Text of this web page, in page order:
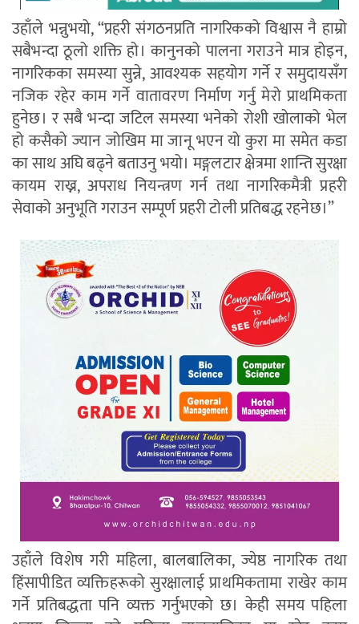
उहाँले भन्नुभयो, “प्रहरी संगठनप्रति नागरिकको विश्वास नै हाम्रो
सबैभन्दा ठूलो शक्ति हो। कानुनको पालना गराउने मात्र होइन,
नागरिकका समस्या सुन्ने, आवश्यक सहयोग गर्ने र समुदायसँग
नजिक रहेर काम गर्ने वातावरण निर्माण गर्नु मेरो प्राथमिकता
हुनेछ। र सबै भन्दा जटिल समस्या भनेको रोशी खोलाको भेल
हो कसैको ज्यान जोखिम मा जानू भएन यो कुरा मा समेत कडा
का साथ अघि बढ्ने बताउनु भयो। मङ्गलटार क्षेत्रमा शान्ति सुरक्षा
कायम राख्न, अपराध नियन्त्रण गर्न तथा नागरिकमैत्री प्रहरी
सेवाको अनुभूति गराउन सम्पूर्ण प्रहरी टोली प्रतिबद्ध रहनेछ।”
उहाँले विशेष गरी महिला, बालबालिका, ज्येष्ठ नागरिक तथा
हिंसापीडित व्यक्तिहरूको सुरक्षालाई प्राथमिकतामा राखेर काम
गर्ने प्रतिबद्धता पनि व्यक्त गर्नुभएको छ। केही समय पहिला